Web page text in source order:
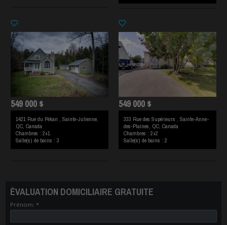
549 000 $
1421 Rue du Pékan , Sainte-Julienne,
QC, Canada
Chambres : 2+1
Salle(s) de bains : 3
549 000 $
333 Rue des Supérieurs , Sainte-Anne-
des-Plaines, QC, Canada
Chambres : 2+2
Salle(s) de bains : 2
ÉVALUATION DOMICILIAIRE GRATUITE
Prénom: *